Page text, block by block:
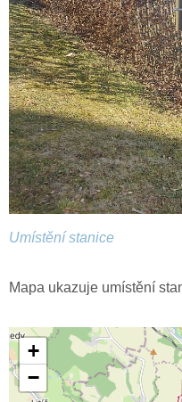
Umístění stanice
Mapa ukazuje umístění
+
−